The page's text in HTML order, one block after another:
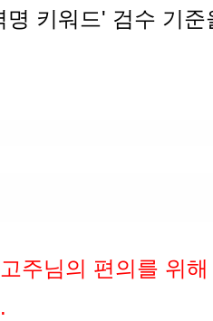
명 키워드' 검수 기
주님의 편의를 위